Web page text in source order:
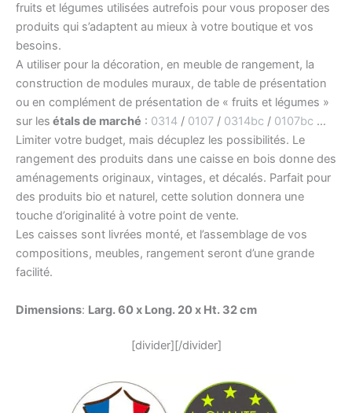
fruits et légumes utilisées autrefois pour vous proposer des
produits qui s’adaptent au mieux à votre boutique et vos
besoins.
A utiliser pour la décoration, en meuble de rangement, la
construction de modules muraux, de table de présentation
ou en complément de présentation de « fruits et légumes »
sur les étals de marché : 0314 / 0107 / 0314bc / 0107bc …
Limiter votre budget, mais décuplez les possibilités. Le
rangement des produits dans une caisse en bois donne des
aménagements originaux, vintages, et décalés. Parfait pour
des produits bio et naturel, cette solution donnera une
touche d’originalité à votre point de vente.
Les caisses sont livrées monté, et l’assemblage de vos
compositions, meubles, rangement seront d’une grande
facilité.
Dimensions: Larg. 60 x Long. 20 x Ht. 32 cm
[divider][/divider]